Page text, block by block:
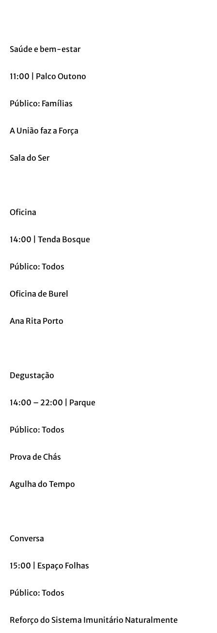
Saúde e bem-estar
11:00 | Palco Outono
Público: Famílias
A União faz a Força
Sala do Ser
Oficina
14:00 | Tenda Bosque
Público: Todos
Oficina de Burel
Ana Rita Porto
Degustação
14:00 – 22:00 | Parque
Público: Todos
Prova de Chás
Agulha do Tempo
Conversa
15:00 | Espaço Folhas
Público: Todos
Reforço do Sistema Imunitário Naturalmente